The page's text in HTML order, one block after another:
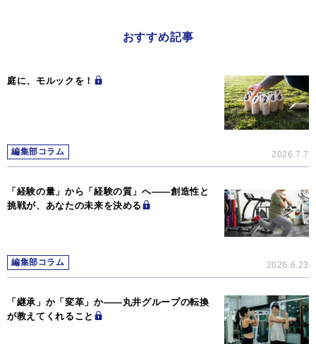
おすすめ記事
庭に、モルックを！
編集部コラム 2026.7.7
「経験の量」から「経験の質」へ――創造性と
挑戦が、あなたの未来を決める
編集部コラム 2026.6.23
「継承」か「変革」か―—丸井グループの転換
が教えてくれること